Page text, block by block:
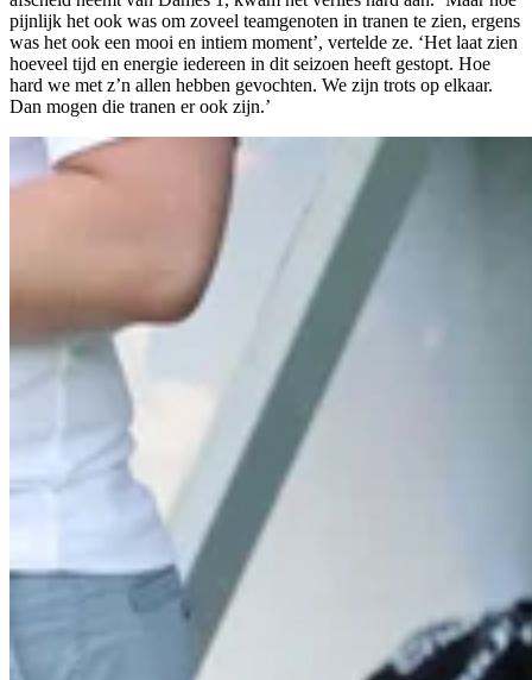
pijnlijk het ook was om zoveel teamgenoten in tranen te zien, ergens
was het ook een mooi en intiem moment’, vertelde ze. ‘Het laat zien
hoeveel tijd en energie iedereen in dit seizoen heeft gestopt. Hoe
hard we met z’n allen hebben gevochten. We zijn trots op elkaar.
Dan mogen die tranen er ook zijn.’